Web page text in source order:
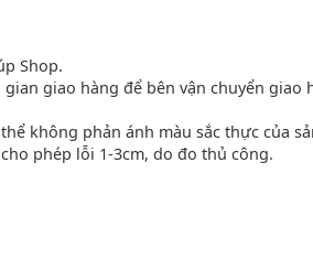
Shop.
giao hàng để bên vận chuyển giao
không phản ánh màu sắc thực của
phép lỗi 1-3cm, do đo thủ công.